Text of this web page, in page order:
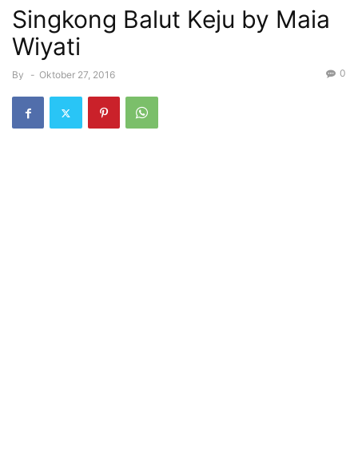
Singkong Balut Keju by Maia
Wiyati
By - Oktober 27, 2016 0